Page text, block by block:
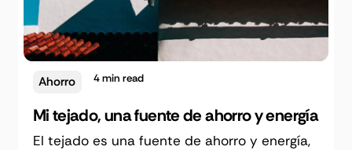
Ahorro 4min read
Mi tejado, una fuente de ahorro y energía
El tejado es una fuente de ahorro y energía,